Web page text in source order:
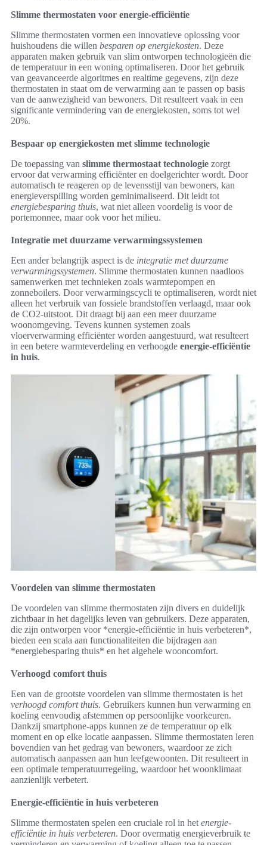
Slimme thermostaten voor energie-efficiëntie
Slimme thermostaten vormen een innovatieve oplossing voor
huishoudens die willen besparen op energiekosten. Deze
apparaten maken gebruik van slim ontworpen technologieën die
de temperatuur in een woning optimaliseren. Door het gebruik
van geavanceerde algoritmes en realtime gegevens, zijn deze
thermostaten in staat om de verwarming aan te passen op basis
van de aanwezigheid van bewoners. Dit resulteert vaak in een
significante vermindering van de energiekosten, soms tot wel
20%.
Bespaar op energiekosten met slimme technologie
De toepassing van slimme thermostaat technologie zorgt
ervoor dat verwarming efficiënter en doelgerichter wordt. Door
automatisch te reageren op de levensstijl van bewoners, kan
energieverspilling worden geminimaliseerd. Dit leidt tot
energiebesparing thuis, wat niet alleen voordelig is voor de
portemonnee, maar ook voor het milieu.
Integratie met duurzame verwarmingssystemen
Een ander belangrijk aspect is de integratie met duurzame
verwarmingssystemen. Slimme thermostaten kunnen naadloos
samenwerken met technieken zoals warmtepompen en
zonneboilers. Door verwarmingscycli te optimaliseren, wordt niet
alleen het verbruik van fossiele brandstoffen verlaagd, maar ook
de CO2-uitstoot. Dit draagt bij aan een meer duurzame
woonomgeving. Tevens kunnen systemen zoals
vloerverwarming efficiënter worden aangestuurd, wat resulteert
in een betere warmteverdeling en verhoogde energie-efficiëntie
in huis.
Voordelen van slimme thermostaten
De voordelen van slimme thermostaten zijn divers en duidelijk
zichtbaar in het dagelijks leven van gebruikers. Deze apparaten,
die zijn ontworpen voor *energie-efficiëntie in huis verbeteren*,
bieden een scala aan functionaliteiten die bijdragen aan
*energiebesparing thuis* en het algehele wooncomfort.
Verhoogd comfort thuis
Een van de grootste voordelen van slimme thermostaten is het
verhoogd comfort thuis. Gebruikers kunnen hun verwarming en
koeling eenvoudig afstemmen op persoonlijke voorkeuren.
Dankzij smartphone-apps kunnen ze de temperatuur op elk
moment en op elke locatie aanpassen. Slimme thermostaten leren
bovendien van het gedrag van bewoners, waardoor ze zich
automatisch aanpassen aan hun leefgewoonten. Dit resulteert in
een optimale temperatuurregeling, waardoor het woonklimaat
aanzienlijk verbetert.
Energie-efficiëntie in huis verbeteren
Slimme thermostaten spelen een cruciale rol in het energie-
efficiëntie in huis verbeteren. Door overmatig energieverbruik te